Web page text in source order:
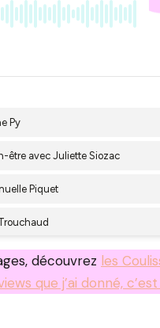
découvrez les
que j’ai donné,